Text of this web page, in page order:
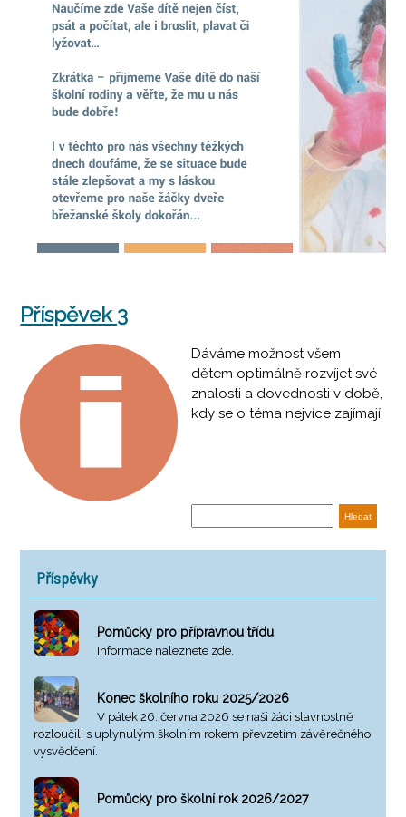
Příspěvek 3
Dáváme možnost všem
dětem optimálně rozvíjet své
znalosti a dovednosti v době,
kdy se o téma nejvíce zajímají.
Příspěvky
Pomůcky pro přípravnou třídu
Informace naleznete zde.
Konec školního roku 2025/2026
V pátek 26. června 2026 se naši žáci slavnostně
rozloučili s uplynulým školním rokem převzetím závěrečného
vysvědčení.
Pomůcky pro školní rok 2026/2027